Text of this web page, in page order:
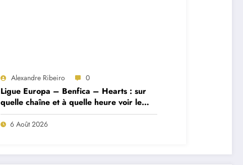
Alexandre Ribeiro 0
Ligue Europa – Benfica – Hearts : sur
quelle chaîne et à quelle heure voir le
match ?
6 Août 2026